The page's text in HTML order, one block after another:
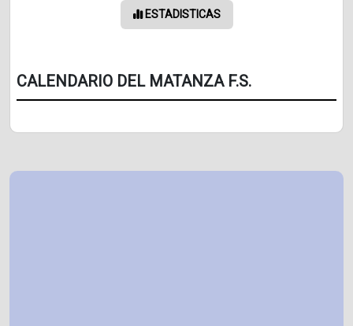
ESTADISTICAS
CALENDARIO DEL MATANZA F.S.